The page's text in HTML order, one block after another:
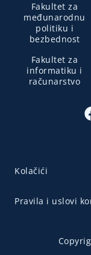
Fakultet za
međunarodnu
politiku i
bezbednost
Fakultet za
informatiku i
računarstvo
Kolačići
Pravila i uslovi